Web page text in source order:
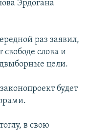
Эрдогана
раз заявил,
свободе слова и
цели.
будет
в свою